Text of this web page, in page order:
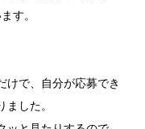
す。
けで、自分が応募でき
した。